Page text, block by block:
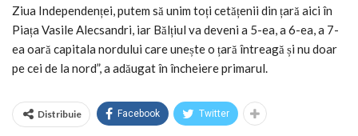
Ziua Independenței, putem să unim toți cetățenii din țară aici în
Piața Vasile Alecsandri, iar Bălțiul va deveni a 5-ea, a 6-ea, a 7-
ea oară capitala nordului care unește o țară întreagă și nu doar
pe cei de la nord”, a adăugat în încheiere primarul.
Distribuie Facebook Twitter